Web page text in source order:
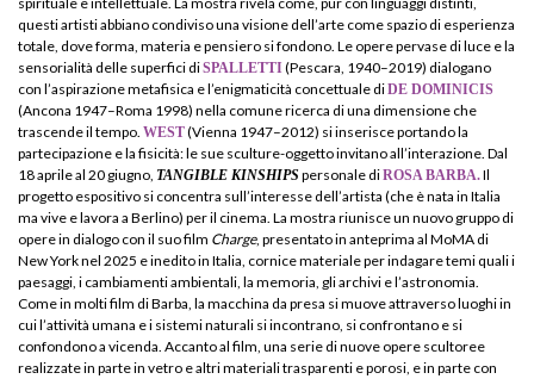
questi artisti abbiano condiviso una visione dell’arte come spazio di esperienza
totale, dove forma, materia e pensiero si fondono. Le opere pervase di luce e la
sensorialità delle superfici diSPALLETTI (Pescara, 1940–2019) dialogano
con l’aspirazione metafisica e l’enigmaticità concettuale diDE DOMINICIS
(Ancona 1947–Roma 1998) nella comune ricerca di una dimensione che
trascende il tempo. WEST(Vienna 1947–2012) si inserisce portando la
partecipazione e la fisicità: le sue sculture-oggetto invitano all’interazione. Dal
18 aprile al 20 giugno, TANGIBLE KINSHIPS personale diROSA BARBA.Il
progetto espositivo si concentra sull’interesse dell’artista (che è nata in Italia
ma vive e lavora a Berlino) per il cinema. La mostra riunisce un nuovo gruppo di
opere in dialogo con il suo film Charge, presentato in anteprima al MoMA di
New York nel 2025 e inedito in Italia, cornice materiale per indagare temi quali i
paesaggi, i cambiamenti ambientali, la memoria, gli archivi e l’astronomia.
Come in molti film di Barba, la macchina da presa si muove attraverso luoghi in
cui l’attività umana e i sistemi naturali si incontrano, si confrontano e si
confondono a vicenda. Accanto al film, una serie di nuove opere scultoree
realizzate in parte in vetro e altri materiali trasparenti e porosi, e in parte con